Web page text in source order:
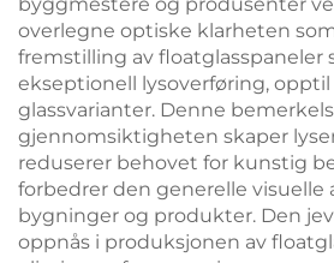
overlegne optiske klarheten
fremstilling av floatglasspaneler
ekseptionell lysoverføring, opptil
glassvarianter. Denne
gjennomsiktigheten skaper
reduserer behovet for kunstig
forbedrer den generelle
bygninger og produkter. Den
oppnås i produksjonen av